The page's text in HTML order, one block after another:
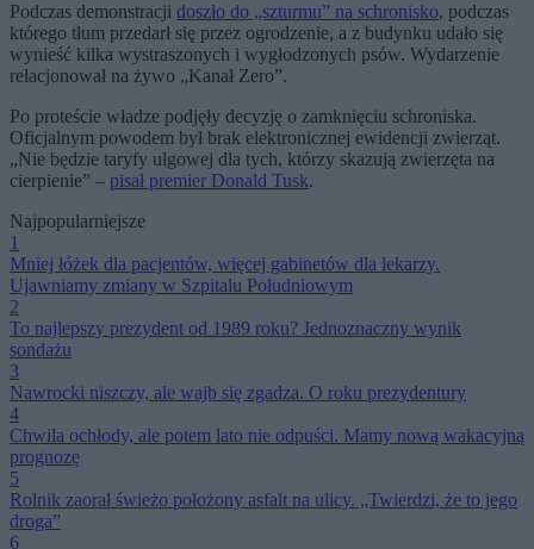
Podczas demonstracji doszło do „szturmu” na schronisko, podczas
którego tłum przedarł się przez ogrodzenie, a z budynku udało się
wynieść kilka wystraszonych i wygłodzonych psów. Wydarzenie
relacjonował na żywo „Kanał Zero”.
Po proteście władze podjęły decyzję o zamknięciu schroniska.
Oficjalnym powodem był brak elektronicznej ewidencji zwierząt.
„Nie będzie taryfy ulgowej dla tych, którzy skazują zwierzęta na
cierpienie” – pisał premier Donald Tusk.
Najpopularniejsze
1
Mniej łóżek dla pacjentów, więcej gabinetów dla lekarzy.
Ujawniamy zmiany w Szpitalu Południowym
2
To najlepszy prezydent od 1989 roku? Jednoznaczny wynik
sondażu
3
Nawrocki niszczy, ale wajb się zgadza. O roku prezydentury
4
Chwila ochłody, ale potem lato nie odpuści. Mamy nową wakacyjną
prognozę
5
Rolnik zaorał świeżo położony asfalt na ulicy. „Twierdzi, że to jego
droga”
6